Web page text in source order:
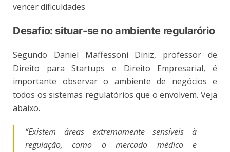
vencer dificuldades
Desafio: situar-se no ambiente regularório
Segundo Daniel Maffessoni Diniz, professor de
Direito para Startups e Direito Empresarial, é
importante observar o ambiente de negócios e
todos os sistemas regulatórios que o envolvem. Veja
abaixo.
“Existem áreas extremamente sensíveis à
regulação, como o mercado médico e